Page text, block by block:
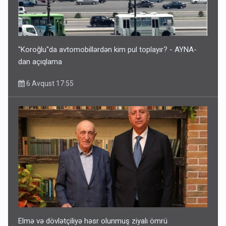
"Koroğlu"da avtomobillərdən kim pul toplayır? - AYNA-
dan açıqlama
6 Avqust 17:55
Elmə və dövlətçiliyə həsr olunmuş ziyalı ömrü